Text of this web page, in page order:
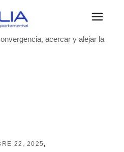
acercar y alejar la
22, 2025